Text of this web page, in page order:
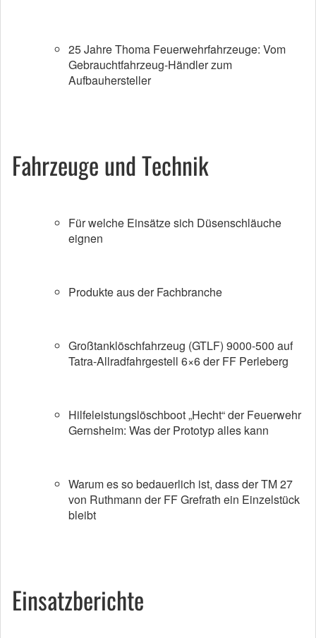
25 Jahre Thoma Feuerwehrfahrzeuge: Vom
Gebrauchtfahrzeug-Händler zum
Aufbauhersteller
Fahrzeuge und Technik
Für welche Einsätze sich Düsenschläuche
eignen
Produkte aus der Fachbranche
Großtanklöschfahrzeug (GTLF) 9000-500 auf
Tatra-Allradfahrgestell 6×6 der FF Perleberg
Hilfeleistungslöschboot „Hecht“ der Feuerwehr
Gernsheim: Was der Prototyp alles kann
Warum es so bedauerlich ist, dass der TM 27
von Ruthmann der FF Grefrath ein Einzelstück
bleibt
Einsatzberichte